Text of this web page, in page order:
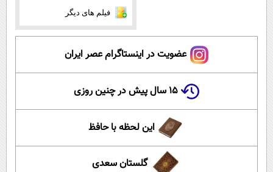
فیلم های دیگر
عضویت در اینستاگرام عصر ایران
۱۵ سال پیش در چنین روزی
این لحظه با حافظ
گلستان سعدی